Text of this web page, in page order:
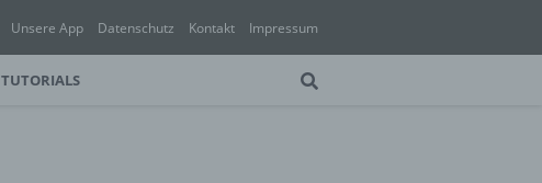
Unsere App Datenschutz Kontakt Impressum
TUTORIALS